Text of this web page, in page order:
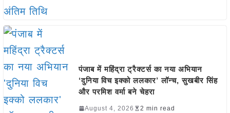
पंजाब में महिंद्रा ट्रैक्टर्स का नया अभियान
‘दुनिया विच इक्को ललकार’ लॉन्च, सुखबीर सिंह
और परमिश वर्मा बने चेहरा
August 4, 2026 2 min read